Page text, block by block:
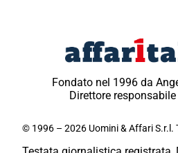
Fondato nel 1996 da
Direttore
© 1996 – 2026 Uomini & Affari